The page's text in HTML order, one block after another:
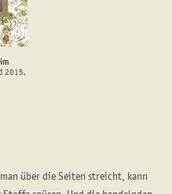
2015,
über die Seiten streicht, kann